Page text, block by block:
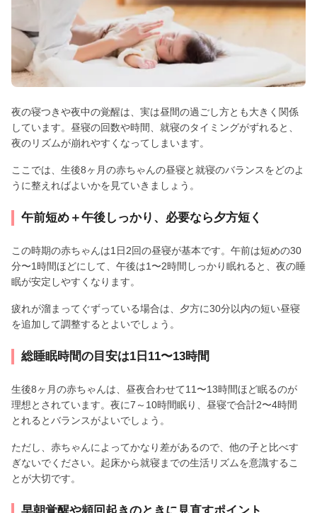
夜の寝つきや夜中の覚醒は、実は昼間の過ごし方とも大きく関係
しています。昼寝の回数や時間、就寝のタイミングがずれると、
夜のリズムが崩れやすくなってしまいます。
ここでは、生後8ヶ月の赤ちゃんの昼寝と就寝のバランスをどのよ
うに整えればよいかを見ていきましょう。
午前短め＋午後しっかり、必要なら夕方短く
この時期の赤ちゃんは1日2回の昼寝が基本です。午前は短めの30
分〜1時間ほどにして、午後は1〜2時間しっかり眠れると、夜の睡
眠が安定しやすくなります。
疲れが溜まってぐずっている場合は、夕方に30分以内の短い昼寝
を追加して調整するとよいでしょう。
総睡眠時間の目安は1日11〜13時間
生後8ヶ月の赤ちゃんは、昼夜合わせて11〜13時間ほど眠るのが
理想とされています。夜に7～10時間眠り、昼寝で合計2〜4時間
とれるとバランスがよいでしょう。
ただし、赤ちゃんによってかなり差があるので、他の子と比べす
ぎないでください。起床から就寝までの生活リズムを意識するこ
とが大切です。